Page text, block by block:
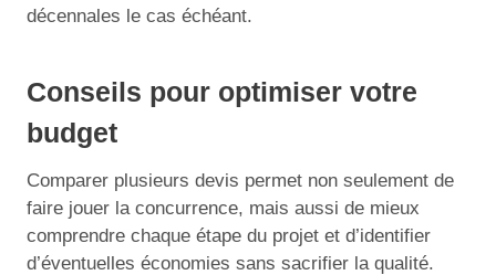
décennales le cas échéant.
Conseils pour optimiser votre
budget
Comparer plusieurs devis permet non seulement de
faire jouer la concurrence, mais aussi de mieux
comprendre chaque étape du projet et d’identifier
d’éventuelles économies sans sacrifier la qualité.